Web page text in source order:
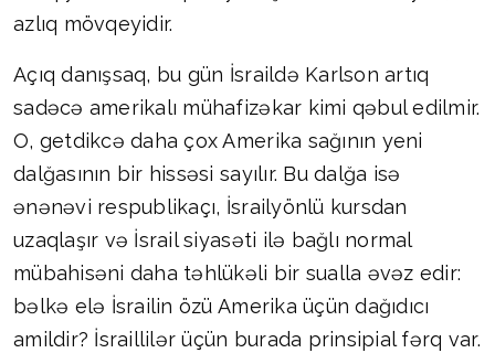
azlıq mövqeyidir.
Açıq danışsaq, bu gün İsraildə Karlson artıq
sadəcə amerikalı mühafizəkar kimi qəbul edilmir.
O, getdikcə daha çox Amerika sağının yeni
dalğasının bir hissəsi sayılır. Bu dalğa isə
ənənəvi respublikaçı, İsrailyönlü kursdan
uzaqlaşır və İsrail siyasəti ilə bağlı normal
mübahisəni daha təhlükəli bir sualla əvəz edir:
bəlkə elə İsrailin özü Amerika üçün dağıdıcı
amildir? İsraillilər üçün burada prinsipial fərq var.